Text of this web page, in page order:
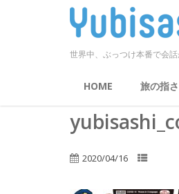
世界中、ぶっつけ本番で会
HOME 旅の指
2020/04/16